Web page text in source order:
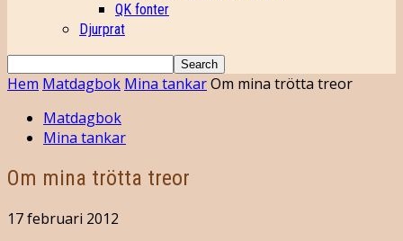
QK fonter
Djurprat
Hem Matdagbok Mina tankarOm mina trötta treor
Matdagbok
Mina tankar
Om mina trötta treor
17 februari 2012